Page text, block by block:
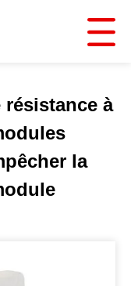
à
la